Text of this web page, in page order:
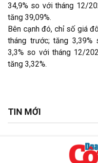
34,9% so với tháng 12/
tăng 39,09%.
Bên cạnh đó, chỉ số giá
tháng trước; tăng
3,3% so với tháng 12/
tăng 3,32%.
TIN MỚI